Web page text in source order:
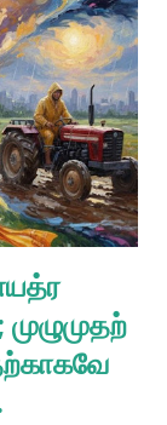
ஆழமாகப்
நடத்தையைக்
இருக்க
கேட்கும்
மிகுந்த
போல்